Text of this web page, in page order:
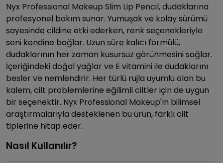
Nyx Professional Makeup Slim Lip Pencil, dudaklarına
profesyonel bakım sunar. Yumuşak ve kolay sürümü
sayesinde cildine etki ederken, renk seçenekleriyle
seni kendine bağlar. Uzun süre kalıcı formülü,
dudaklarının her zaman kusursuz görünmesini sağlar.
İçeriğindeki doğal yağlar ve E vitamini ile dudaklarını
besler ve nemlendirir. Her türlü rujla uyumlu olan bu
kalem, cilt problemlerine eğilimli ciltler için de uygun
bir seçenektir. Nyx Professional Makeup'ın bilimsel
araştırmalarıyla desteklenen bu ürün, farklı cilt
tiplerine hitap eder.
Nasıl Kullanılır?